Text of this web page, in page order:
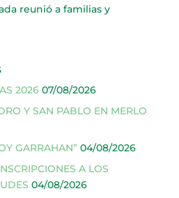
reunió a familias y
2026 07/08/2026
Y SAN PABLO EN MERLO
GARRAHAN” 04/08/2026
A LOS
04/08/2026